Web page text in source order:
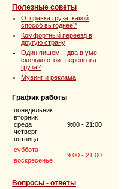
Полезные советы
Отправка груза: какой
способ выгоднее?
Комфортный переезд в
другую страну
Один пишем – два в уме:
сколько стоит перевозка
груза?
Мувинг и реклама
График работы
понедельник
вторник
среда
четверг
пятница
9:00 - 21:00
суббота
9:00 - 21:00
воскресенье
Вопросы - ответы